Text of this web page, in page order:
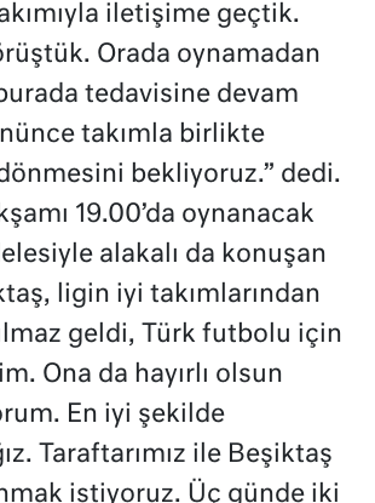
iletişime geçtik.
Orada oynamadan
tedavisine devam
takımla birlikte
bekliyoruz.” dedi.
19.00’da oynanacak
alakalı da konuşan
ligin iyi takımlarından
geldi, Türk futbolu için
Ona da hayırlı olsun
En iyi şekilde
Taraftarımız ile Beşiktaş
istiyoruz. Üç günde iki